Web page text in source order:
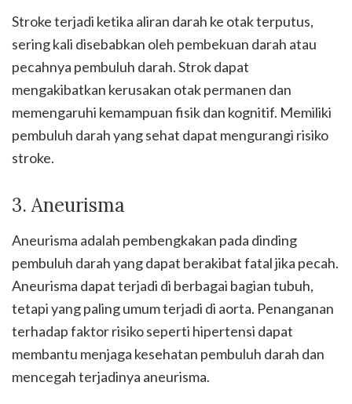
Stroke terjadi ketika aliran darah ke otak terputus,
sering kali disebabkan oleh pembekuan darah atau
pecahnya pembuluh darah. Strok dapat
mengakibatkan kerusakan otak permanen dan
memengaruhi kemampuan fisik dan kognitif. Memiliki
pembuluh darah yang sehat dapat mengurangi risiko
stroke.
3. Aneurisma
Aneurisma adalah pembengkakan pada dinding
pembuluh darah yang dapat berakibat fatal jika pecah.
Aneurisma dapat terjadi di berbagai bagian tubuh,
tetapi yang paling umum terjadi di aorta. Penanganan
terhadap faktor risiko seperti hipertensi dapat
membantu menjaga kesehatan pembuluh darah dan
mencegah terjadinya aneurisma.